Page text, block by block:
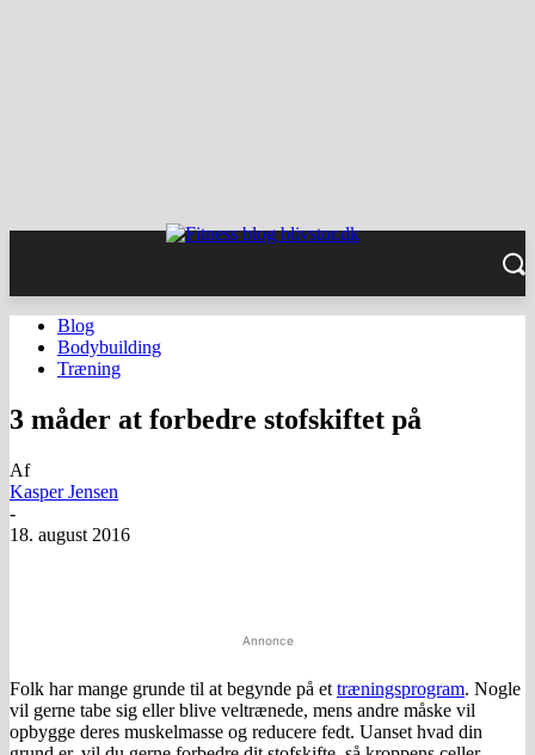
Blog
Bodybuilding
Træning
3 måder at forbedre stofskiftet på
Af
Kasper Jensen
-
18. august 2016
Annonce
Folk har mange grunde til at begynde på et træningsprogram. Nogle
vil gerne tabe sig eller blive veltrænede, mens andre måske vil
opbygge deres muskelmasse og reducere fedt. Uanset hvad din